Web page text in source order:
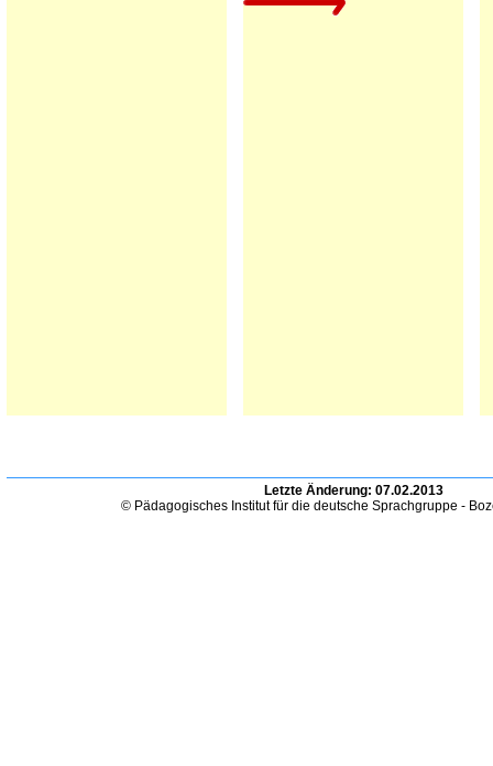
Letzte Änderung: 07.02.2013
© Pädagogisches Institut für die deutsche Sprachgruppe -